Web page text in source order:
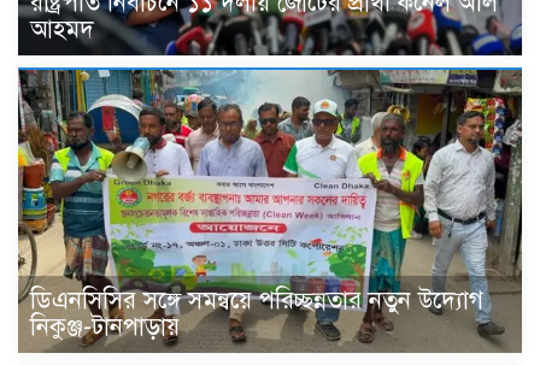
আহমদ
ডিএনসিসির সঙ্গে সমন্বয়ে পরিচ্ছন্নতার নতুন উদ্যোগ
নিকুঞ্জ-টানপাড়ায়